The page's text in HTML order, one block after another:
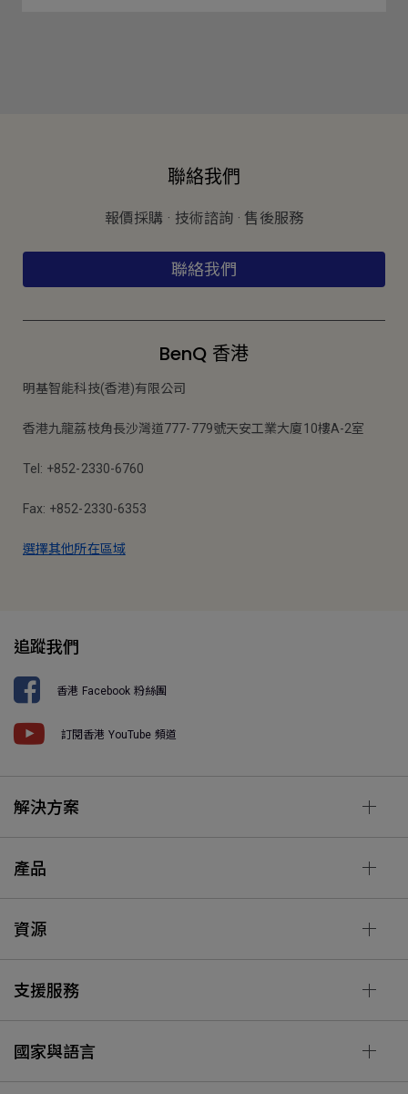
聯絡我們
報價採購 · 技術諮詢 · 售後服務
聯絡我們
BenQ 香港
明基智能科技(香港)有限公司
香港九龍荔枝角長沙灣道777-779號天安工業大廈10樓A-2室
Tel: +852-2330-6760
Fax: +852-2330-6353
選擇其他所在區域
追蹤我們
香港 Facebook 粉絲團
訂閱香港 YouTube 頻道
解決方案
產品
資源
支援服務
國家與語言